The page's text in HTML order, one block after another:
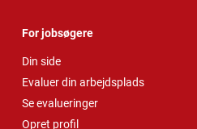
For jobsøgere
Din side
Evaluer din arbejdsplads
Se evalueringer
Opret profil